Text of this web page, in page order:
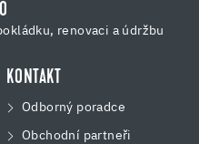
renovaci a údržbu
KONTAKT
Odborný poradce
Obchodní partneři